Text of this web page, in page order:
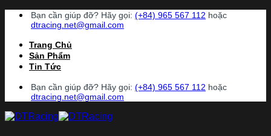
Chuyển
dung
Bạn cần giúp đỡ? Hãy gọi: (+84) 965 567 112 hoặc
dtracing.net@gmail.com
Trang Chủ
Sản Phẩm
Tin Tức
Bạn cần giúp đỡ? Hãy gọi: (+84) 965 567 112 hoặc
dtracing.net@gmail.com